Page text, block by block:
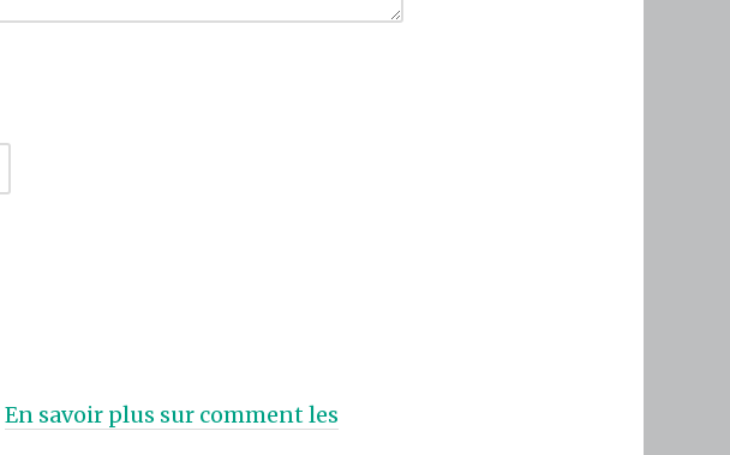
En savoir plus sur comment les